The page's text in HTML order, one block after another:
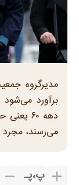
مدیرگروه
می‌رسند، مجرد
پ،پـ